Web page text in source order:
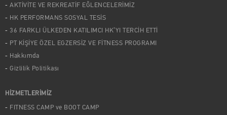
AKTİVİTE VE REKREATİF EĞLENCELERİMİZ
HK PERFORMANS SOSYAL TESİS
36 FARKLI ÜLKEDEN KATILIMCI HK’YI TERCİH ETTİ
PT KİŞİYE ÖZEL EGZERSİZ VE FİTNESS PROGRAMI
Hakkımda
Gizlilik Politikası
HİZMETLERİMİZ
FITNESS CAMP ve BOOT CAMP